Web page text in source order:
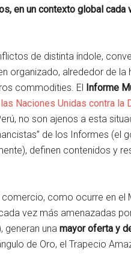
en un contexto global
de distinta índole,
organizado, alrededor de
commodities. El Informe
Naciones Unidas contra la
no son ajenos a esta
de los Informes (el
definen contenidos y
como ocurre en el
vez más amenazadas
generan una mayor oferta y
de Oro, el Trapecio